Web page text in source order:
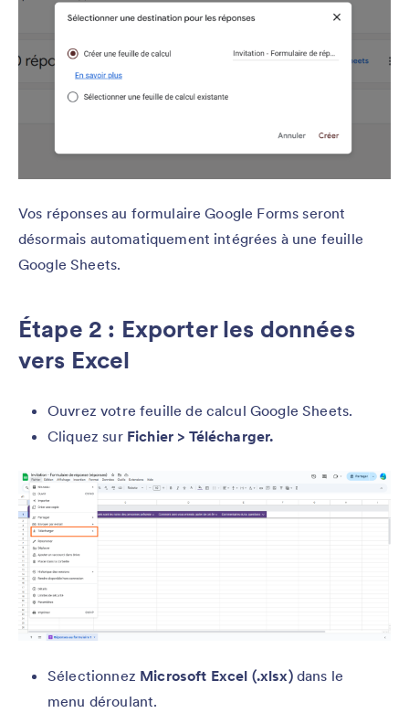
Vos réponses au formulaire Google Forms seront
désormais automatiquement intégrées à une feuille
Google Sheets.
Étape 2 : Exporter les données
vers Excel
Ouvrez votre feuille de calcul Google Sheets.
Cliquez sur Fichier > Télécharger.
Sélectionnez Microsoft Excel (.xlsx)dans le
menu déroulant.